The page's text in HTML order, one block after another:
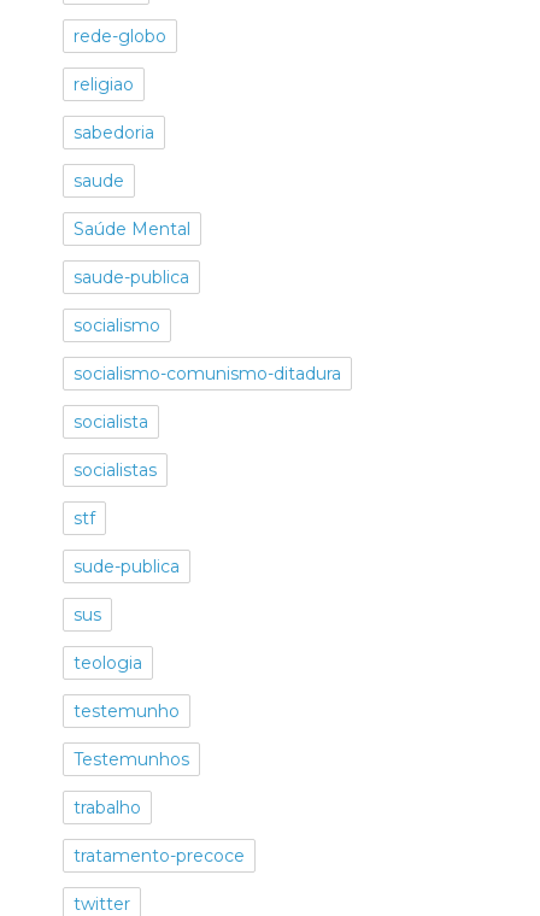
rede-globo
religiao
sabedoria
saude
Saúde Mental
saude-publica
socialismo
socialismo-comunismo-ditadura
socialista
socialistas
stf
sude-publica
sus
teologia
testemunho
Testemunhos
trabalho
tratamento-precoce
twitter